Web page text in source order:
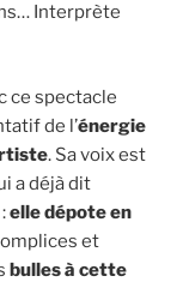
Interprète
ce spectacle
de l’énergie
. Sa voix est
a déjà dit
elle dépote en
et
bulles à cette